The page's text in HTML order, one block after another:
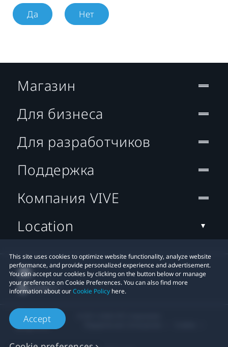
Да Нет
This site uses cookies to optimize website functionality, analyze website
performance, and provide personalized experience and advertisement.
You can accept our cookies by clicking on the button below or manage
your preference on Cookie Preferences. You can also find more
information about ourCookie Policy here.
Accept
Магазин
Для бизнеса
Для разработчиков
Поддержка
Компания VIVE
Location